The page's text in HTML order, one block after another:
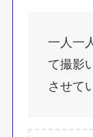
一人一
て撮影
させて